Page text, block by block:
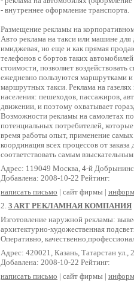
- внутреннее оформление транспорта.
Размещение рекламы на
Авто реклама на такси или машине для
имиджевая, но еще и как прямая
телефонов с бортов таких
стоимости, позволяет
ежедневно пользуются маршрутками
маршрутных такси. Реклама на
населения: пешеходов, пассажиров,
движении, и поэтому охватывает
Возможности рекламы на самолетах
потенциальных потребителей,
время работы опыт, применение
координация всех процессов от
соответствовать самым
Адрес: 119049 Москва, 4-й
Добавлена: 2008-10-22 Рейтинг:
написать письмо | сайт фирмы |
2. 3 ART РЕКЛАМНАЯ КОМПАНИЯ
Изготовление наружной рекламы:
архитектурно-художественная
Оперативно,
Адрес: 420021, Казань, Татарстан ул.,
Добавлена: 2008-10-22 Рейтинг:
написать письмо | сайт фирмы |